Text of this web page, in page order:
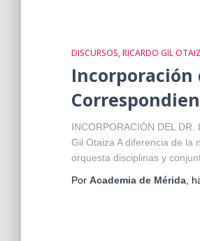
DISCURSOS RICARDO GIL
Incorporación
INCORPORACIÓN DEL
Gil Otaiza A diferencia de la
orquesta disciplinas y
Por Academia de Mérida ,